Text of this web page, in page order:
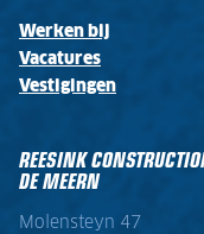
Werken bij
Vacatures
Vestigingen
REESINK
DE MEERN
Molensteyn 47